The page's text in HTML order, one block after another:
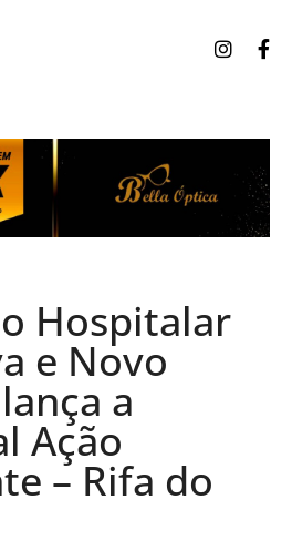
Hospitalar
e Novo
a
Ação
– Rifa do